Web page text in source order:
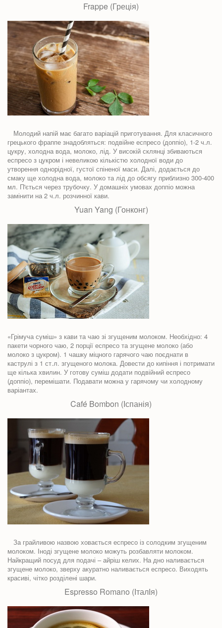
Frappe (Греція)
Молодий напій має багато варіацій приготування. Для класичного
грецького фраппе знадобляться: подвійне еспресо (доппіо), 1-2 ч.л.
цукру, холодна вода, молоко, лід. У високій склянці збиваються
еспресо з цукром і невеликою кількістю холодної води до
утворення однорідної, густої спіненої маси. Далі, додається до
смаку ще холодна вода, молоко та лід до обсягу приблизно 300-400
мл. П'ється через трубочку. У домашніх умовах доппіо можна
замінити на 2 ч.л. розчинної кави.
Yuan Yang (Гонконг)
«Грімуча суміш» з кави та чаю зі згущеним молоком. Необхідно: 4
пакети чорного чаю, 2 порції еспресо та згущене молоко (або
молоко з цукром). 1 чашку міцного гарячого чаю поєднати в
каструлі з 1 ст.л. згущеного молока. Довести до кипіння і потримати
ще кілька хвилин. У готову суміш додати подвійний еспресо
(доппіо), перемішати. Подавати можна у гарячому чи холодному
варіантах.
Café Bombon (Іспанія)
За грайливою назвою ховається еспресо із солодким згущеним
молоком. Іноді згущене молоко можуть розбавляти молоком.
Найкращий посуд для подачі – айріш келих. На дно наливається
згущене молоко, зверху акуратно наливається еспресо. Виходять
красиві, чітко розділені шари.
Espresso Romano (ІталІя)